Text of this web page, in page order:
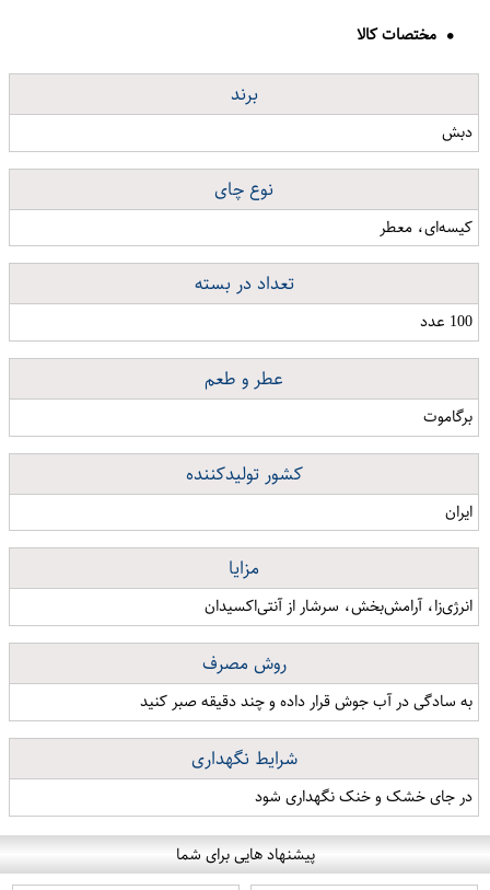
مختصات کالا
برند
دبش
نوع چای
کیسه‌ای، معطر
تعداد در بسته
100 عدد
عطر و طعم
برگاموت
کشور تولیدکننده
ایران
مزایا
انرژی‌زا، آرامش‌بخش، سرشار از آنتی‌اکسیدان
روش مصرف
به سادگی در آب جوش قرار داده و چند دقیقه صبر کنید
شرایط نگهداری
در جای خشک و خنک نگهداری شود
پیشنهاد هایی برای شما